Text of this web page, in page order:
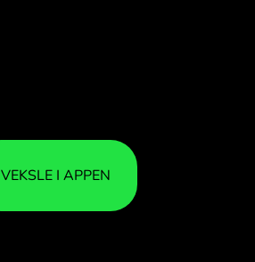
VEKSLE I APPEN